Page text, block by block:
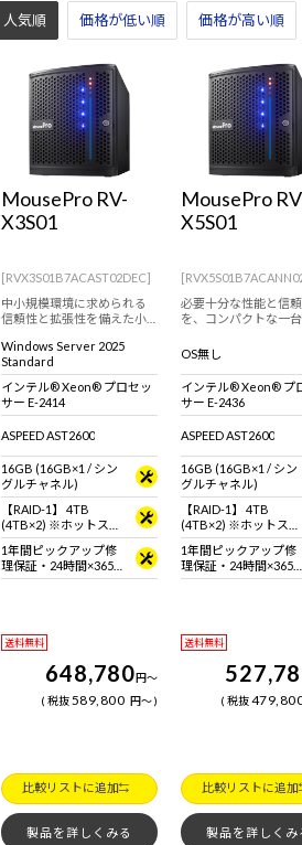
人気順 価格が低い順 価格が高い順
MousePro RV-
X3S01
[RVX3S01B7ACAST02DEC]
中小規模環境に求められる
信頼性と拡張性を備えた小
Windows Server 2025
Standard
インテル® Xeon® プロセッ
サー E-2414
ASPEED AST2600
16GB (16GB×1 / シン
グルチャネル)
【RAID-1】 4TB
(4TB×2) ※ホットスワ
ップ対応
1年間ピックアップ修
理保証・24時間×365
日電話サポート
送料無料
648,780円～
税抜589,800 円～
比較リストに追加
製品を詳しくみる
MousePro
X5S01
必要十分な性能と信
を、コンパクトな一
OS無し
インテル® Xeon® プ
サー E-2436
ASPEED AST2600
16GB (16GB×1 / シン
グルチャネル)
【RAID-1】 4TB
(4TB×2) ※ホットスワ
ップ対応
1年間ピックアップ修
理保証・24時間×365
日電話サポート
送料無料
税抜
比較リストに追加
製品を詳しくみ